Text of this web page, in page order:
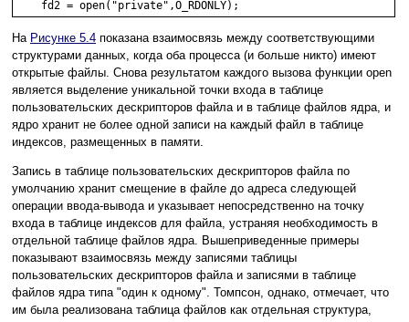
    fd2 = open("private",O_RDONLY);
На Рисунке 5.4 показана взаимосвязь между соответствующими
структурами данных, когда оба процесса (и больше никто) имеют
открытые файлы. Снова результатом каждого вызова функции open
является выделение уникальной точки входа в таблице
пользовательских дескрипторов файла и в таблице файлов ядра, и
ядро хранит не более одной записи на каждый файл в таблице
индексов, размещенных в памяти.
Запись в таблице пользовательских дескрипторов файла по
умолчанию хранит смещение в файле до адреса следующей
операции ввода-вывода и указывает непосредственно на точку
входа в таблице индексов для файла, устраняя необходимость в
отдельной таблице файлов ядра. Вышеприведенные примеры
показывают взаимосвязь между записями таблицы
пользовательских дескрипторов файла и записями в таблице
файлов ядра типа "один к одному". Томпсон, однако, отмечает, что
им была реализована таблица файлов как отдельная структура,